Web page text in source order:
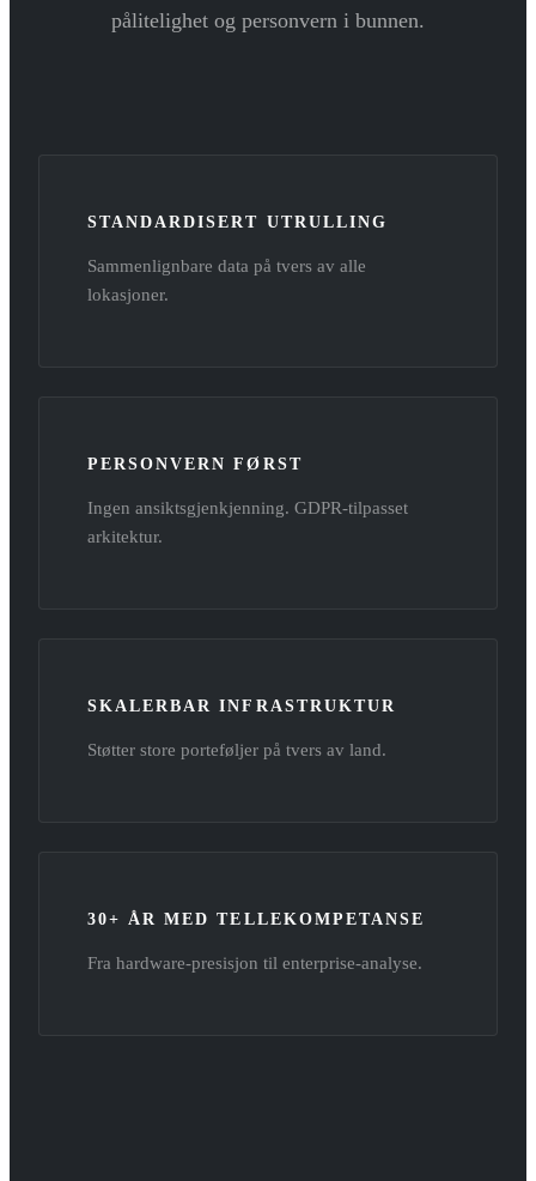
pålitelighet og personvern i bunnen.
STANDARDISERT UTRULLING
Sammenlignbare data på tvers av alle
lokasjoner.
PERSONVERN FØRST
Ingen ansiktsgjenkjenning. GDPR-tilpasset
arkitektur.
SKALERBAR INFRASTRUKTUR
Støtter store porteføljer på tvers av land.
30+ ÅR MED TELLEKOMPETANSE
Fra hardware-presisjon til enterprise-analyse.